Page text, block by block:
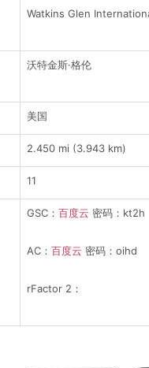
Watkins Glen
沃特金斯·格伦
美国
2.450 mi (3.943 km)
11
GSC： 百度云 密码：kt2h
AC： 百度云 密码：oihd
rFactor 2：